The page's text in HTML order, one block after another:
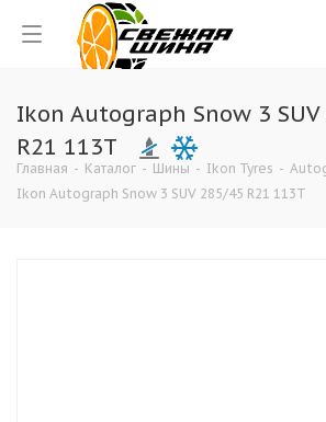
Ikon Autograph Snow 3 SUV
R21 113T
Главная - Каталог - Шины - Ikon Tyres -
Ikon Autograph Snow 3 SUV 285/45 R21 113T